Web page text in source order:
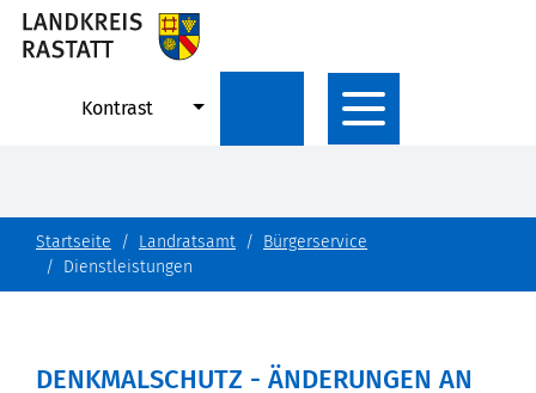
Kontrast
Startseite Landratsamt
Bürgerservice
Dienstleistungen
DENKMALSCHUTZ - ÄNDERUNGEN AN